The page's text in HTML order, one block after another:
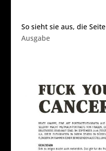
So sieht sie aus, die
Ausgabe